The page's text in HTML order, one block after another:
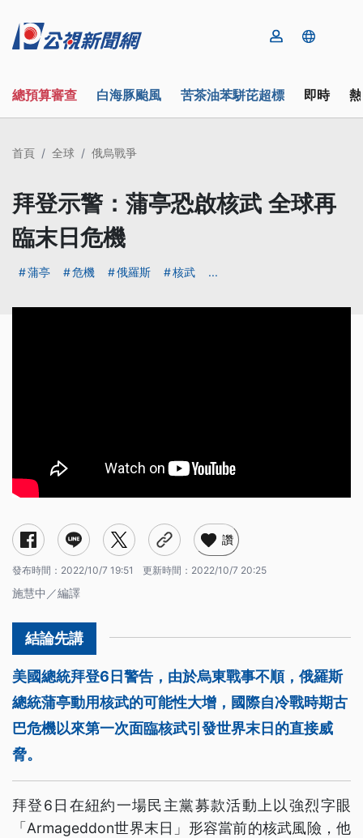
總預算審查 白海豚颱風 苦茶油苯駢芘超標 即時
首頁 全球 俄烏戰爭
拜登示警：蒲亭恐啟核武 全球再
臨末日危機
蒲亭 危機 俄羅斯 核武 ...
讚
發布時間： 2022/10/7 19:51 更新時間： 2022/10/7 20:25
施慧中／編譯
美國總統拜登6日警告，由於烏東戰事不順，俄羅斯
總統蒲亭動用核武的可能性大增，國際自冷戰時期古
巴危機以來第一次面臨核武引發世界末日的直接威
脅。
拜登6日在紐約一場民主黨募款活動上以強烈字眼
「Armageddon世界末日」形容當前的核武風險，他